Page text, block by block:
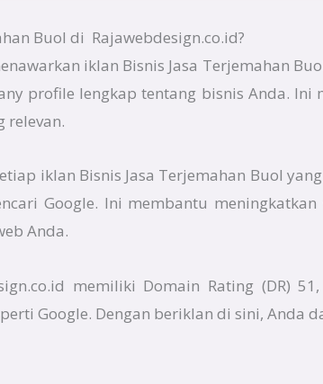
Buol di Rajawebdesign.co.id?
iklan Bisnis Jasa Terjemahan
profile lengkap tentang bisnis Anda.
relevan.
iklan Bisnis Jasa Terjemahan Buol
Google. Ini membantu
Anda.
memiliki Domain Rating (DR)
Google. Dengan beriklan di sini, Anda